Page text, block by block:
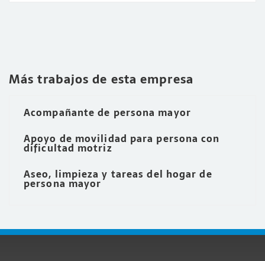
Más trabajos de esta empresa
Acompañante de persona mayor
Apoyo de movilidad para persona con
dificultad motriz
Aseo, limpieza y tareas del hogar de
persona mayor